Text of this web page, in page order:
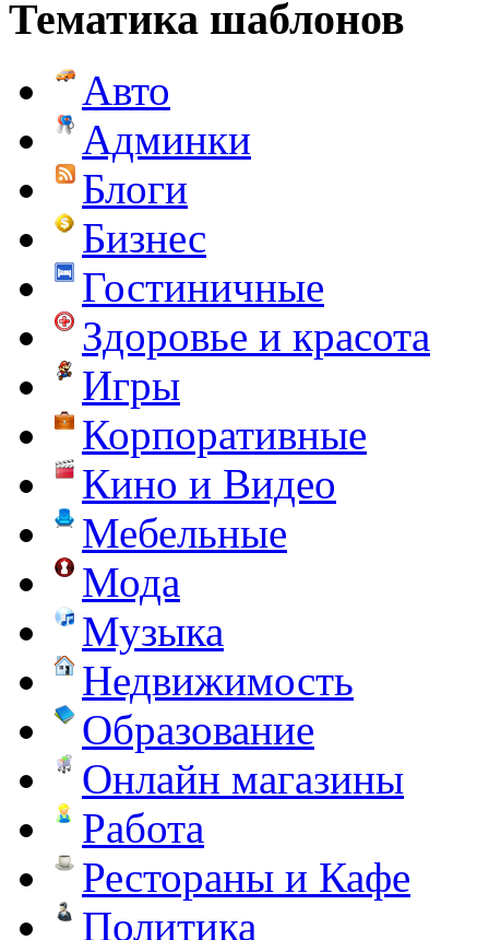
Тематика шаблонов
Авто
Админки
Блоги
Бизнес
Гостиничные
Здоровье и красота
Игры
Корпоративные
Кино и Видео
Мебельные
Мода
Музыка
Недвижимость
Образование
Онлайн магазины
Работа
Рестораны и Кафе
Политика